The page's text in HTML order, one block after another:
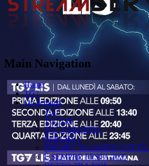
Main Navigation
Home
TG7
On demand
TG7
TG7 LIS
TG7 TARANTO
PERCHÉ ?
PREMIO "IL GOZZO"
È SEMPRE FESTA 2025